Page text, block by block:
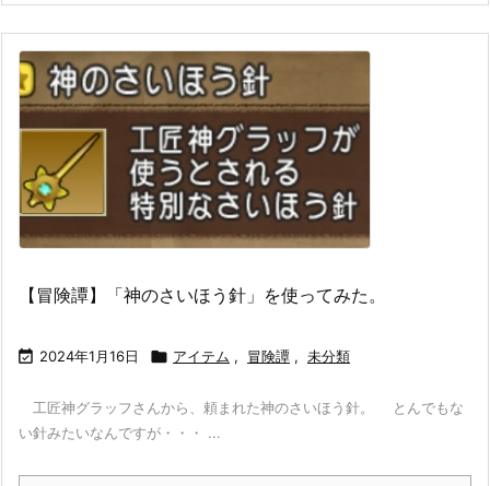
【冒険譚】「神のさいほう針」を使ってみた。
 2024年1月16日  アイテム , 冒険譚 , 未分類
工匠神グラッフさんから、頼まれた神のさいほう針。 とんでもな
い針みたいなんですが・・・ ...